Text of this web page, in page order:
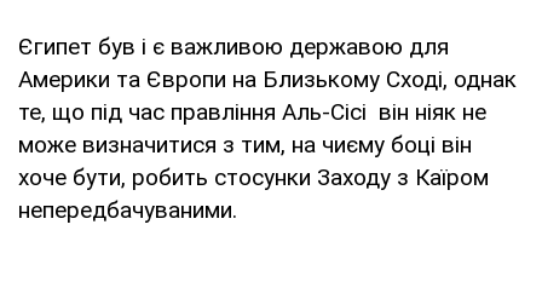
Єгипет був і є важливою державою для
Америки та Європи на Близькому Сході, однак
те, що під час правління Аль-Сісі він ніяк не
може визначитися з тим, на чиєму боці він
хоче бути, робить стосунки Заходу з Каїром
непередбачуваними.